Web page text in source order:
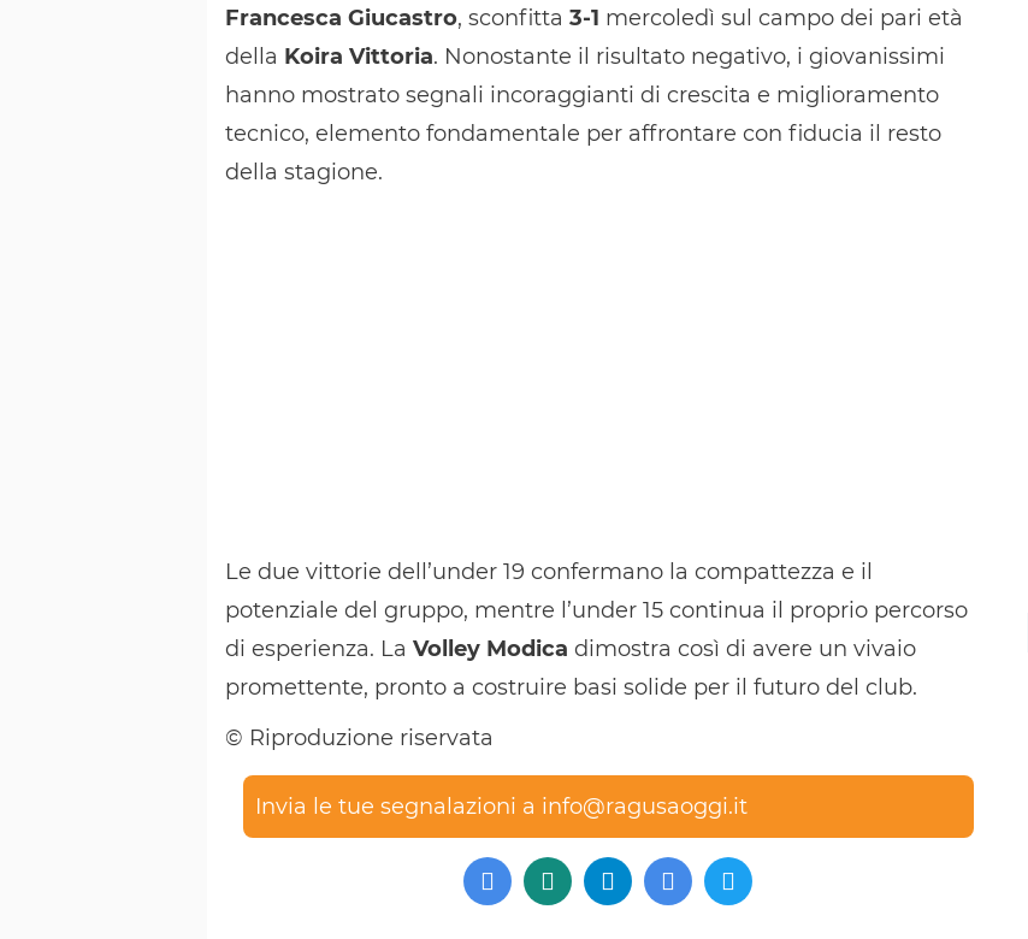
Francesca Giucastro, sconfitta 3-1 mercoledì sul campo dei pari età
della Koira Vittoria. Nonostante il risultato negativo, i giovanissimi
hanno mostrato segnali incoraggianti di crescita e miglioramento
tecnico, elemento fondamentale per affrontare con fiducia il resto
della stagione.
Le due vittorie dell’under 19 confermano la compattezza e il
potenziale del gruppo, mentre l’under 15 continua il proprio percorso
di esperienza. La Volley Modica dimostra così di avere un vivaio
promettente, pronto a costruire basi solide per il futuro del club.
© Riproduzione riservata
Invia le tue segnalazioni a info@ragusaoggi.it